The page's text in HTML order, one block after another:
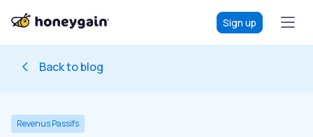
Sign up
Back to blog
Revenus Passifs